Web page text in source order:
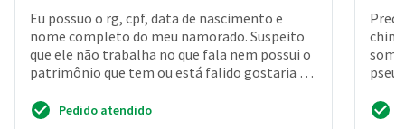
Eu possuo o rg, cpf, data de nascimento e
nome completo do meu namorado. Suspeito
que ele não trabalha no que fala nem possui o
patrimônio que tem ou está falido gostaria de
Pedido atendido